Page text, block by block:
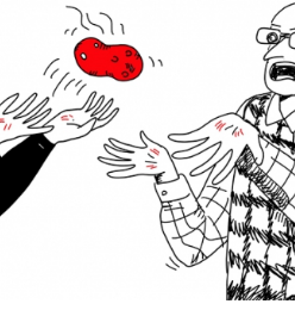
ИНТРАНЕТ МОНИТОРИНГ